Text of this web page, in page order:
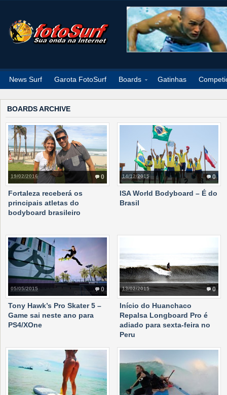
News Surf Garota FotoSurf Boards Gatinhas
BOARDS ARCHIVE
0
19/02/2016
Fortaleza receberá os
principais atletas do
bodyboard brasileiro
0
14/12/2015
ISA World Bodyboard – É do
Brasil
0
05/05/2015
Tony Hawk’s Pro Skater 5 –
Game sai neste ano para
PS4/XOne
0
13/02/2015
Início do Huanchaco
Repalsa Longboard Pro é
adiado para sexta-feira no
Peru